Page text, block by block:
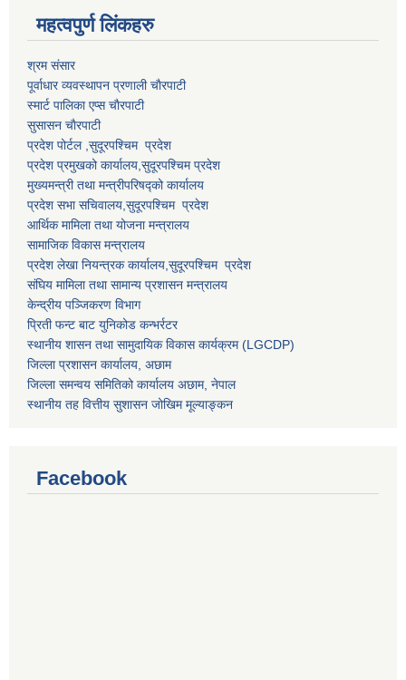
महत्वपुर्ण लि‌ंकहरु
श्रम संसार
पूर्वाधार व्यवस्थापन प्रणाली चाैरपाटी
स्मार्ट पालिका एप्स चाैरपाटी
सुसासन चाैरपाटी
प्रदेश पोर्टल ,सुदूरपश्चिम प्रदेश
प्रदेश प्रमुखको कार्यालय,सुदूरपश्चिमप्रदेश
मुख्यमन्त्री तथा मन्त्रीपरिषद्को कार्यालय
प्रदेश सभा सचिवालय,सुदूरपश्चिम प्रदेश
आर्थिक मामिला तथा योजना मन्त्रालय
सामाजिक विकास मन्त्रालय
प्रदेश लेखा नियन्त्रक कार्यालय,सुदूरपश्चिम प्रदेश
संघिय मामिला तथा सामान्य प्रशासन मन्त्रालय
केन्द्रीय पञ्जिकरण विभाग
प्रिती फन्ट बाट युनिकोड कन्भर्रटर
स्थानीय शासन तथा सामुदायिक विकास कार्यक्रम (LGCDP)
जिल्ला प्रशासन कार्यालय, अछाम
जिल्ला समन्वय समितिको कार्यालय अछाम, नेपाल
स्थानीय तह वित्तीय सुशासन जोखिम मूल्याङ्कन
Facebook